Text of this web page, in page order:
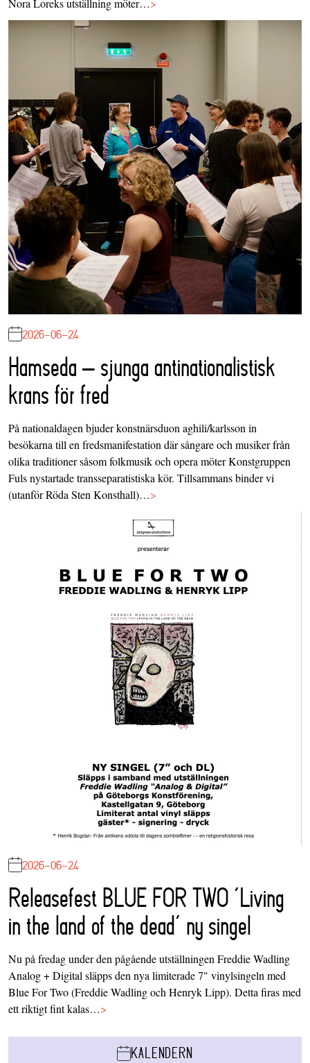
Nora Loreks utställning möter…>
2026-06-24
Hamseda – sjunga antinationalistisk
krans för fred
På nationaldagen bjuder konstnärsduon aghili/karlsson in
besökarna till en fredsmanifestation där sångare och musiker från
olika traditioner såsom folkmusik och opera möter Konstgruppen
Fuls nystartade transseparatistiska kör. Tillsammans binder vi
(utanför Röda Sten Konsthall)…>
2026-06-24
Releasefest BLUE FOR TWO ‘Living
in the land of the dead’ ny singel
Nu på fredag under den pågående utställningen Freddie Wadling
Analog + Digital släpps den nya limiterade 7" vinylsingeln med
Blue For Two (Freddie Wadling och Henryk Lipp). Detta firas med
ett riktigt fint kalas…>
KALENDERN